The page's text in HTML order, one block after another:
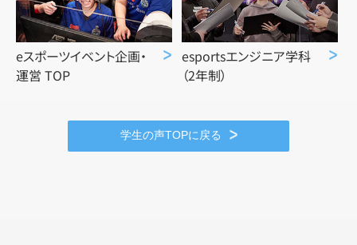
オープン
キャンパス
資料請求は
eスポーツイベント企画・
運営 TOP
esportsエンジニア学科
（2年制）
学生の声TOPに戻る